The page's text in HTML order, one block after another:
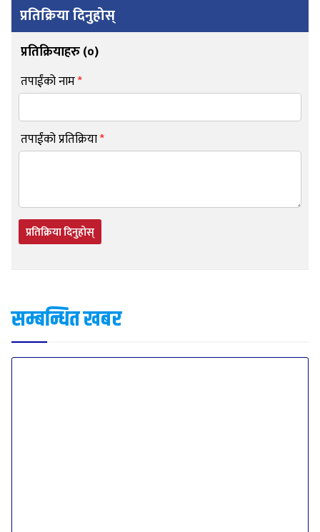
प्रतिक्रिया दिनुहोस्
प्रतिक्रियाहरु (०)
तपाईंको नाम*
तपाईंको प्रतिक्रिया*
प्रतिक्रिया दिनुहोस्
सम्बन्धित खबर